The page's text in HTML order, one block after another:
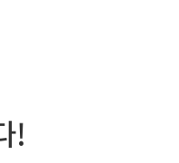
!